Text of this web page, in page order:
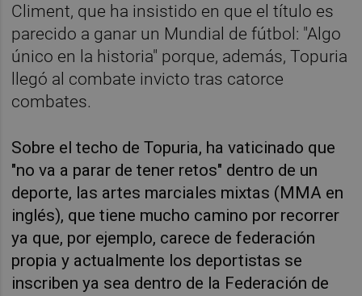
Climent, que ha insistido en que el título es
parecido a ganar un Mundial de fútbol: "Algo
único en la historia" porque, además, Topuria
llegó al combate invicto tras catorce
combates.
Sobre el techo de Topuria, ha vaticinado que
"no va a parar de tener retos" dentro de un
deporte, las artes marciales mixtas (MMA en
inglés), que tiene mucho camino por recorrer
ya que, por ejemplo, carece de federación
propia y actualmente los deportistas se
inscriben ya sea dentro de la Federación de